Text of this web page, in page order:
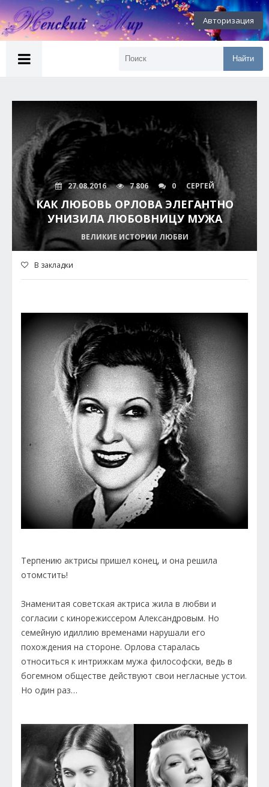
Авторизация
Найти
27.08.2016 7 806 0 СЕРГЕЙ
КАК ЛЮБОВЬ ОРЛОВА ЭЛЕГАНТНО
УНИЗИЛА ЛЮБОВНИЦУ МУЖА
ВЕЛИКИЕ ИСТОРИИ ЛЮБВИ
В закладки
Терпению актрисы пришел конец, и она решила
отомстить!
Знаменитая советская актриса жила в любви и
согласии с кинорежиссером Александровым. Но
семейную идиллию временами нарушали его
похождения на стороне. Орлова старалась
относиться к интрижкам мужа философски, ведь в
богемном обществе действуют свои негласные устои.
Но один раз…